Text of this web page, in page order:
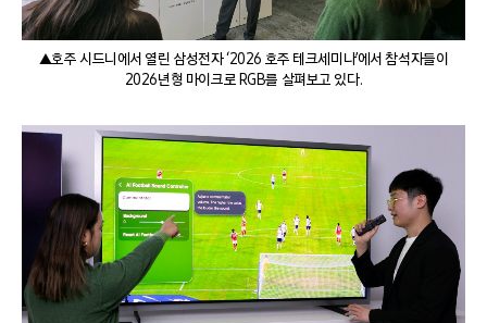
▲호주 시드니에서 열린 삼성전자 ‘2026 호주 테크세미나’에서 참석자들이
2026년형 마이크로 RGB를 살펴보고 있다.